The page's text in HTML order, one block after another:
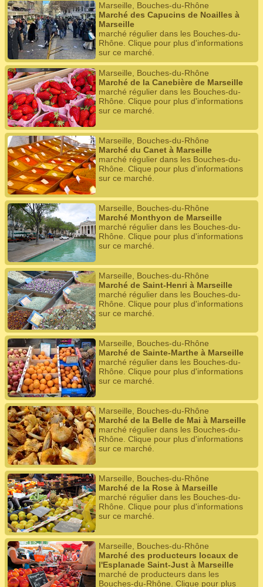
Marseille, Bouches-du-Rhône
Marché des Capucins de Noailles à
Marseille
marché régulier dans les Bouches-du-
Rhône. Clique pour plus d'informations
sur ce marché.
Marseille, Bouches-du-Rhône
Marché de la Canebière de Marseille
marché régulier dans les Bouches-du-
Rhône. Clique pour plus d'informations
sur ce marché.
Marseille, Bouches-du-Rhône
Marché du Canet à Marseille
marché régulier dans les Bouches-du-
Rhône. Clique pour plus d'informations
sur ce marché.
Marseille, Bouches-du-Rhône
Marché Monthyon de Marseille
marché régulier dans les Bouches-du-
Rhône. Clique pour plus d'informations
sur ce marché.
Marseille, Bouches-du-Rhône
Marché de Saint-Henri à Marseille
marché régulier dans les Bouches-du-
Rhône. Clique pour plus d'informations
sur ce marché.
Marseille, Bouches-du-Rhône
Marché de Sainte-Marthe à Marseille
marché régulier dans les Bouches-du-
Rhône. Clique pour plus d'informations
sur ce marché.
Marseille, Bouches-du-Rhône
Marché de la Belle de Mai à Marseille
marché régulier dans les Bouches-du-
Rhône. Clique pour plus d'informations
sur ce marché.
Marseille, Bouches-du-Rhône
Marché de la Rose à Marseille
marché régulier dans les Bouches-du-
Rhône. Clique pour plus d'informations
sur ce marché.
Marseille, Bouches-du-Rhône
Marché des producteurs locaux de
l'Esplanade Saint-Just à Marseille
marché de producteurs dans les
Bouches-du-Rhône. Clique pour plus